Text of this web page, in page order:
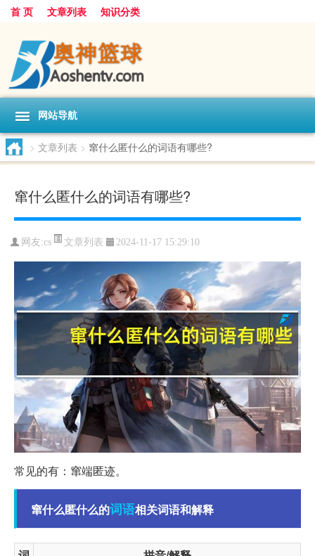
首 页 文章列表 知识分类
网站导航
> 文章列表 > 窜什么匿什么的词语有哪些?
窜什么匿什么的词语有哪些?
网友:cs 文章列表 2024-11-17 15:29:10
常见的有：窜端匿迹。
窜什么匿什么的词语相关词语和解释